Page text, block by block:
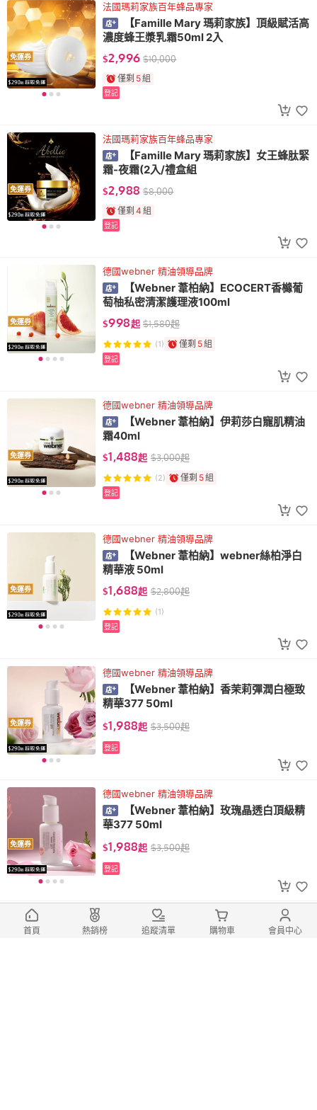
免運券
法國瑪莉家族百年蜂品專家
【Famille Mary 瑪莉家族】頂級賦活高
濃度蜂王漿乳霜50ml 2入
$2,996 $10,000
僅剩 5組
登記
免運券
法國瑪莉家族百年蜂品專家
【Famille Mary 瑪莉家族】女王蜂肽緊
霜-夜霜(2入/禮盒組
$2,988 $8,000
僅剩 4 組
登記
免運券
德國webner 精油領導品牌
【Webner 葦柏納】ECOCERT香櫞葡
萄柚私密清潔護理液100ml
$998起 $1,580起
(1) 僅剩 5組
登記
免運券
德國webner 精油領導品牌
【Webner 葦柏納】伊莉莎白寵肌精油
霜40ml
$1,488起 $3,000起
(2) 僅剩 5組
登記
免運券
德國webner 精油領導品牌
【Webner 葦柏納】webner絲柏淨白
精華液 50ml
$1,688起 $2,800起
(1)
登記
免運券
德國webner 精油領導品牌
【Webner 葦柏納】香茉莉彈潤白極致
精華377 50ml
$1,988起 $3,500起
登記
免運券
德國webner 精油領導品牌
【Webner 葦柏納】玫瑰晶透白頂級精
華377 50ml
$1,988起 $3,500起
登記
德國webner 精油領導品牌
【Webner 葦柏納】太陽之手活絡黑雲
首頁 熱銷榜 追蹤清單 購物車 會員中心